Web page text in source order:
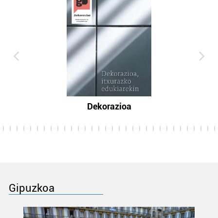
Dekorazioa
Gipuzkoa